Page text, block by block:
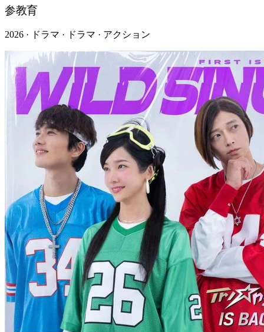
参教育
2026 · ドラマ · ドラマ · アクション